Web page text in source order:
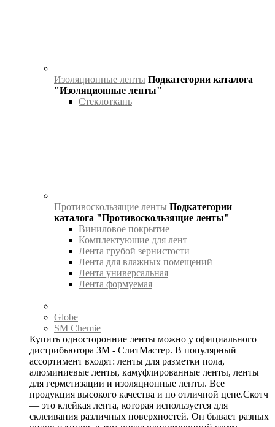
Изоляционные ленты Подкатегории каталога
"Изоляционные ленты"
Стеклоткань
Противоскользящие ленты Подкатегории
каталога "Противоскользящие ленты"
Виниловое покрытие
Комплектуюшие для лент
Лента грубой зернистости
Лента для влажных помещений
Лента универсальная
Лента формуемая
Globe
SM Chemie
Купить односторонние ленты можно у официального
дистрибьютора 3М - СлитМастер. В популярный
ассортимент входят: ленты для разметки пола,
алюминиевые ленты, камуфлированные ленты, ленты
для герметизации и изоляционные ленты. Все
продукция высокого качества и по отличной цене.Скотч
— это клейкая лента, которая используется для
склеивания различных поверхностей. Он бывает разных